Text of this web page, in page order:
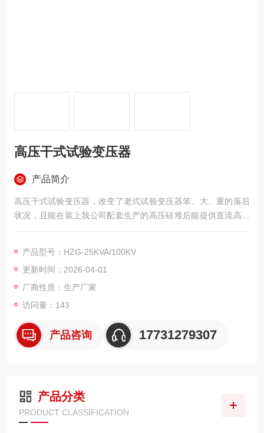
高压干式试验变压器
产品简介
高压干式试验变压器，改变了老式试验变压器笨、大、重的落后
状况，且能在装上我公司配套生产的高压硅堆后能提供直流高压
试验电源，配以控制箱（台）、自动保护微安表、球隙等附属设
灵活，效率大为提高。因此，深受电力系统和大型厂矿高压试验
人员的欢迎。
产品型号：HZG-25KVA/100KV
更新时间：2026-04-01
厂商性质：生产厂家
访问量：143
产品咨询 17731279307
产品分类
PRODUCT CLASSIFICATION